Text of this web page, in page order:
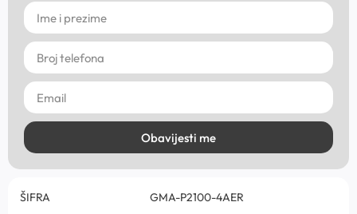
Obavijesti me
ŠIFRA
GMA-P2100-4AER